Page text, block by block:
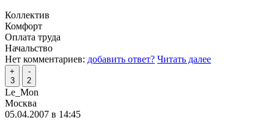
Коллектив
Комфорт
Оплата труда
Начальство
Нет комментариев: добавить ответ? Читать далее
+
3
-
2
Le_Mon
Москва
05.04.2007 в 14:45